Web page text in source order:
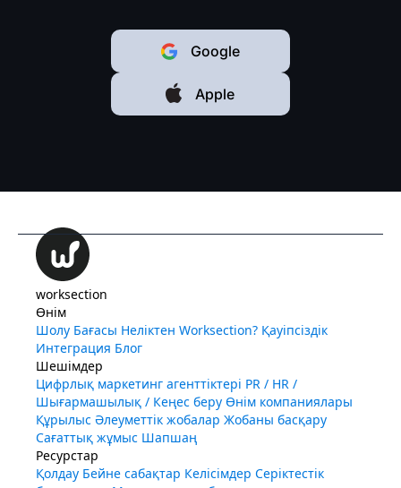
Google
Apple
worksection
Өнім
Шолу Бағасы Неліктен Worksection? Қауіпсіздік
Интеграция Блог
Шешімдер
Цифрлық маркетинг агенттіктері PR / HR /
Шығармашылық / Кеңес беру Өнім компаниялары
Құрылыс Әлеуметтік жобалар Жобаны басқару
Сағаттық жұмыс Шапшаң
Ресурстар
Қолдау Бейне сабақтар Келісімдер Серіктестік